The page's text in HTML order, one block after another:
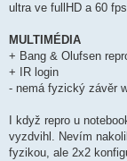
ultra ve fullHD a 60
MULTIMÉDIA
+ Bang & Olufsen
+ IR login
- nemá fyzický závěr
I když repro u
vyzdvihl. Nevím
fyzikou, ale 2x2